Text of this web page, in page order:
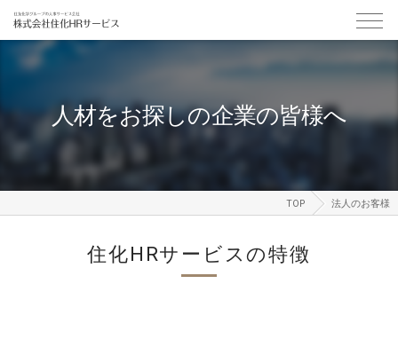
人材をお探しの企業の皆様へ
TOP 法人のお客様
住化HRサービスの特徴